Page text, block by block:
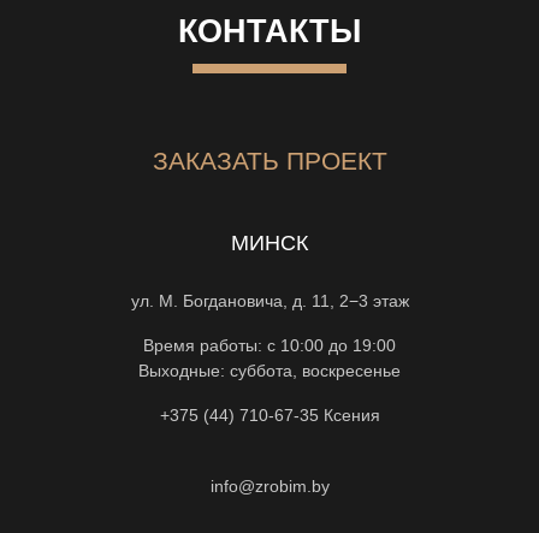
КОНТАКТЫ
ЗАКАЗАТЬ ПРОЕКТ
МИНСК
ул. М. Богдановича, д. 11, 2−3 этаж
Время работы: с 10:00 до 19:00
Выходные: суббота, воскресенье
+375 (44) 710-67-35 Ксения
info@zrobim.by